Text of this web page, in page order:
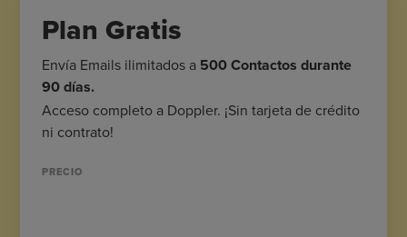
Plan Gratis
Envía Emails ilimitados a 500 Contactos durante
90 días.
Acceso completo a Doppler. ¡Sin tarjeta de crédito
ni contrato!
PRECIO